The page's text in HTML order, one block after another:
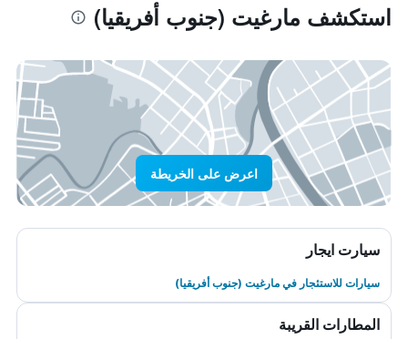
استكشف مارغيت (جنوب أفريقيا)
اعرض على الخريطة
سيارت ايجار
سيارات للاستئجار في مارغيت (جنوب أفريقيا)
المطارات القريبة